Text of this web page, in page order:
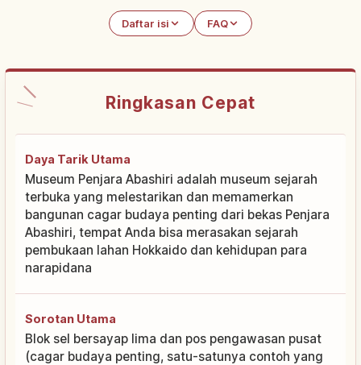
Daftar isi FAQ
Ringkasan Cepat
Daya Tarik Utama
Museum Penjara Abashiri adalah museum sejarah
terbuka yang melestarikan dan memamerkan
bangunan cagar budaya penting dari bekas Penjara
Abashiri, tempat Anda bisa merasakan sejarah
pembukaan lahan Hokkaido dan kehidupan para
narapidana
Sorotan Utama
Blok sel bersayap lima dan pos pengawasan pusat
(cagar budaya penting, satu-satunya contoh yang